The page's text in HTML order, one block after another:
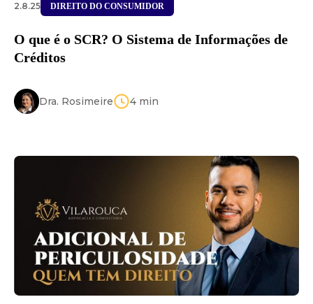
2.8.25 DIREITO DO CONSUMIDOR
O que é o SCR? O Sistema de Informações de
Créditos
Dra. Rosimeire 4 min